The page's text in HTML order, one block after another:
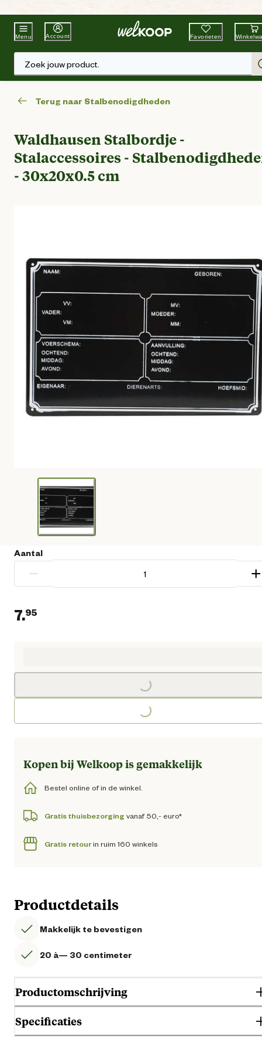
Beste WinkelketenTuin & Dier
Menu Account Favorieten
Zoek jouw product.
Terug naar Stalbenodigdheden
Waldhausen Stalbordje -
Stalaccessoires -
- 30x20x0.5 cm
Aantal
− +
7.95
Loading...
Loading...
Kopen bij Welkoop is gemakkelijk
Bestel online of in de winkel.
Gratis thuisbezorging vanaf 50,- euro*
Gratis retourin ruim 160 winkels
Productdetails
Makkelijk te bevestigen
20 à— 30 centimeter
Productomschrijving
Specificaties